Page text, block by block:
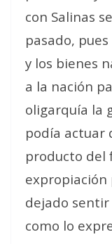
con Salinas
pasado,
y los bienes
a la nación
oligarquía la
podía actuar
producto del
expropiación
dejado sentir
como lo